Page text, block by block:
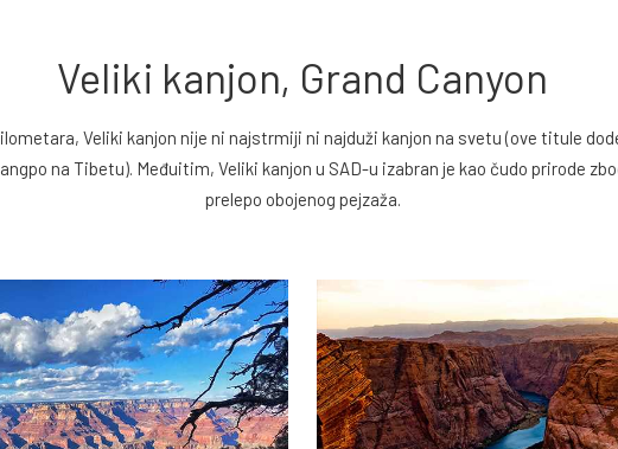
Veliki kanjon, Grand Canyon
Veliki kanjon nije ni najstrmiji ni najduži kanjon na svetu (ove titule
na Tibetu). Međuitim, Veliki kanjon u SAD-u izabran je kao čudo prirode
prelepo obojenog pejzaža.